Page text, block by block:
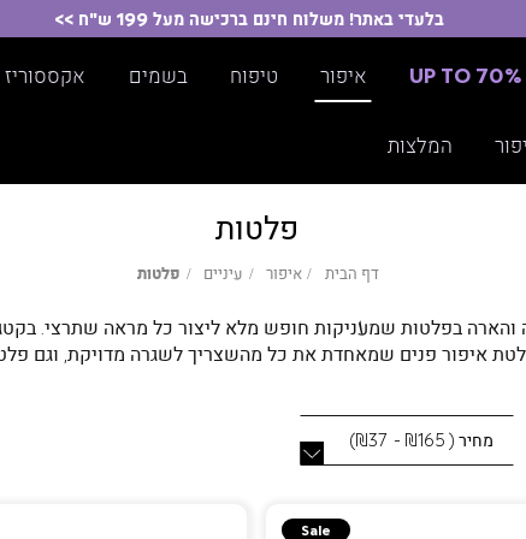
בלעדי באתר! משלוח חינם ברכישה מעל 199 ש"ח >>
UP TO 70% איפור טיפוח בשמים אקססוריז
המלצות
פלטות
דף הבית
דף איפור איפורעיניים עיניים
פלטות
והארה בפלטות שמעניקות חופש מלא ליצור כל מראה שתרצי.
פלטת איפור פנים שמאחדת את כל מהשצריך לשגרה מדויקת, וגם
מחיר (
₪165 - ₪37
)
Sale